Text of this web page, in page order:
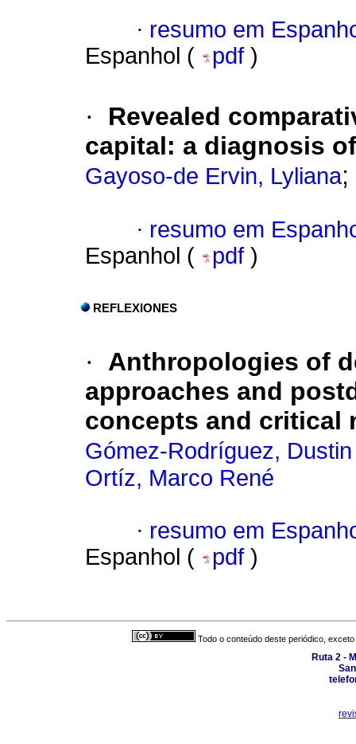
· resumo em
Espanhol (
pdf )
·
Revealed
capital: a diagnosis
Gayoso-de Ervin, Lyliana;
· resumo em
Espanhol (
pdf )
REFLEXIONES
·
Anthropologies of
approaches and
concepts and critical
Gómez-Rodríguez, Dustin
Ortíz, Marco René
· resumo em
Espanhol (
pdf )
Todo o conteúdo deste periódico,
Ruta 2 -